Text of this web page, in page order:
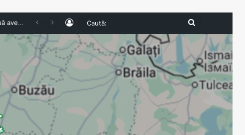
CSO Băicoi, duel cu Metalul Buzău în Cupa României. Echipa prahoveană continuă aventura în competiție Log In Caută: